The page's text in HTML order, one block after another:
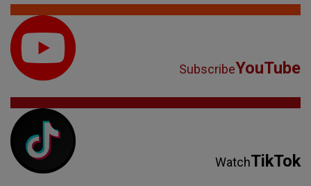
SubscribeYouTube
WatchTikTok